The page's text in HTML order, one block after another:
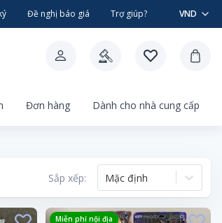
Đề nghị báo giá Trợ giúp? VND
Đơn hàng Dành cho nhà cung cấp
Sắp xếp: Mặc định
Miễn phí nội địa